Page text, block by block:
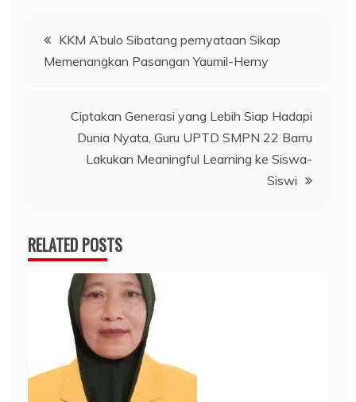
Navigasi
pos
KKM A’bulo Sibatang pernyataan Sikap
Memenangkan Pasangan Yaumil-Herny
Ciptakan Generasi yang Lebih Siap Hadapi
Dunia Nyata, Guru UPTD SMPN 22 Barru
Lakukan Meaningful Learning ke Siswa-
Siswi
RELATED POSTS